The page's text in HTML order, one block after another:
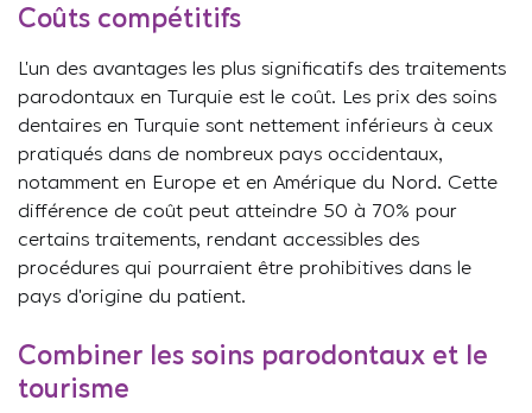
Coûts compétitifs
L’un des avantages les plus significatifs des traitements
parodontaux en Turquie est le coût. Les prix des soins
dentaires en Turquie sont nettement inférieurs à ceux
pratiqués dans de nombreux pays occidentaux,
notamment en Europe et en Amérique du Nord. Cette
différence de coût peut atteindre 50 à 70% pour
certains traitements, rendant accessibles des
procédures qui pourraient être prohibitives dans le
pays d’origine du patient.
Combiner les soins parodontaux et le
tourisme